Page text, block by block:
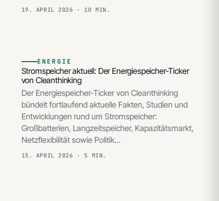
19. APRIL 2026 · 10 MIN.
ENERGIE
Stromspeicher aktuell: Der Energiespeicher-Ticker
von Cleanthinking
Der Energiespeicher-Ticker von Cleanthinking
bündelt fortlaufend aktuelle Fakten, Studien und
Entwicklungen rund um Stromspeicher:
Großbatterien, Langzeitspeicher, Kapazitätsmarkt,
Netzflexibilität sowie Politik…
15. APRIL 2026 · 5 MIN.